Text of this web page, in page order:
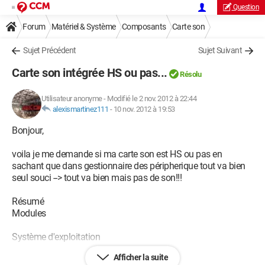
Question
Forum Matériel & Système Composants Carte son
Sujet Précédent Sujet Suivant
Carte son intégrée HS ou pas... Résolu
Utilisateur anonyme- Modifié le 2 nov. 2012 à 22:44
alexismartinez111 - 10 nov. 2012 à 19:53
Bonjour,
voila je me demande si ma carte son est HS ou pas en
sachant que dans gestionnaire des péripherique tout va bien
seul souci --> tout va bien mais pas de son!!!
Résumé
Modules
Système d'exploitation
Windows 7 Edition Intégrale ?(X64)? Service Pack 1
Afficher la suite